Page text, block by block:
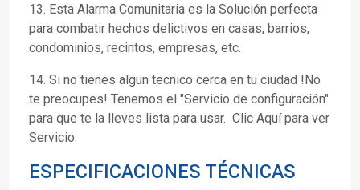
13. Esta Alarma Comunitaria es la Solución perfecta
para combatir hechos delictivos en casas, barrios,
condominios, recintos, empresas, etc.
14. Si no tienes algun tecnico cerca en tu ciudad !No
te preocupes! Tenemos el "Servicio de configuración"
para que te la lleves lista para usar. Clic Aquí para ver
Servicio.
ESPECIFICACIONES TÉCNICAS